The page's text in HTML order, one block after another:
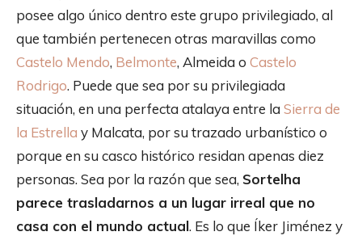
posee algo único dentro este grupo privilegiado, al
que también pertenecen otras maravillas como
Castelo Mendo, Belmonte, Almeida o Castelo
Rodrigo. Puede que sea por su privilegiada
situación, en una perfecta atalaya entre la Sierra de
la Estrella y Malcata, por su trazado urbanístico o
porque en su casco histórico residan apenas diez
personas. Sea por la razón que sea, Sortelha
parece trasladarnos a un lugar irreal que no
casa con el mundo actual. Es lo que Íker Jiménez y